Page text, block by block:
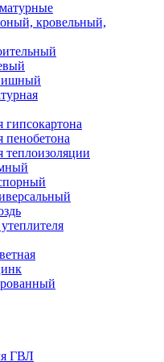
кровельный,
гипсокартона
пенобетона
теплоизоляции
ГВЛ